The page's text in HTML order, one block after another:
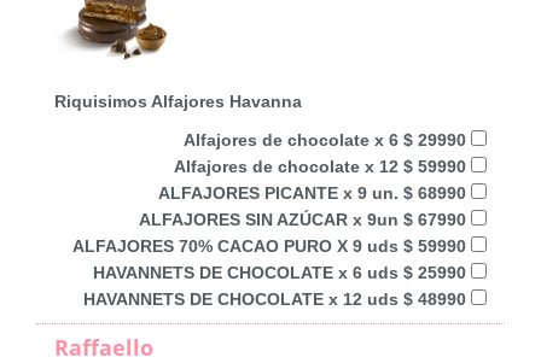
Riquisimos Alfajores Havanna
Alfajores de chocolate x 6 $ 29990
Alfajores de chocolate x 12 $ 59990
ALFAJORES PICANTE x 9 un. $ 68990
ALFAJORES SIN AZÚCAR x 9un $ 67990
ALFAJORES 70% CACAO PURO X 9 uds $ 59990
HAVANNETS DE CHOCOLATE x 6 uds $ 25990
HAVANNETS DE CHOCOLATE x 12 uds $ 48990
Raffaello